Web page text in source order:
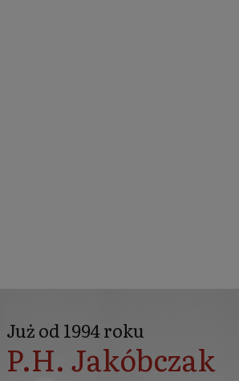
Już od 1994 roku
P.H. Jakóbczak